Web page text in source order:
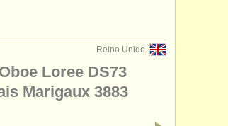
Reino Unido
Loree DS73
Marigaux 3883